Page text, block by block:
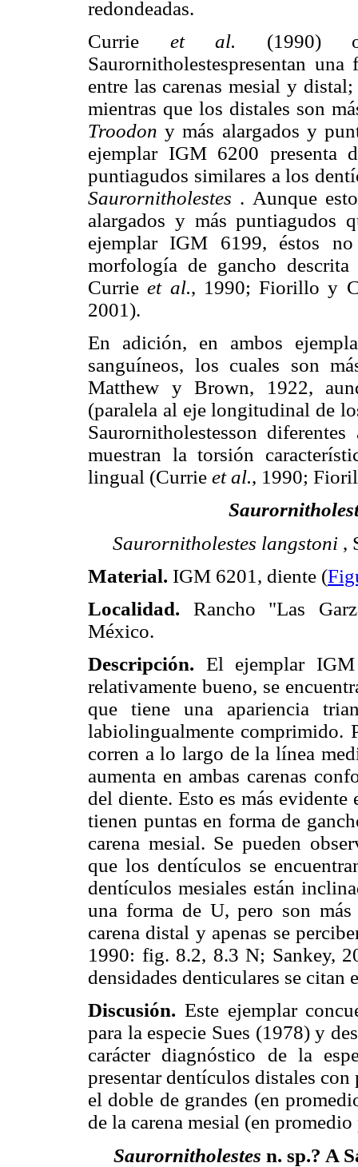
redondeadas.
Currie et al. (1990)
Saurornitholestespresentan
entre las carenas mesial y
mientras que los distales son
Troodon y más alargados y
ejemplar IGM 6200 presenta
puntiagudos similares a los
Saurornitholestes . Aunque
alargados y más puntiagudos
ejemplar IGM 6199, éstos
morfología de gancho
Currieet al., 1990; Fiorillo y
2001).
En adición, en ambos
sanguíneos, los cuales son
Matthew y Brown, 1922,
(paralela al eje longitudinal de
Saurornitholestesson
muestran la torsión
lingual (Currie et al., 1990;
Saurornitholestes langstoni,
Material. IGM 6201, diente (
Localidad. Rancho "Las
México.
Descripción. El ejemplar
relativamente bueno, se
que tiene una apariencia
labiolingualmente comprimido.
corren a lo largo de la línea
aumenta en ambas carenas
del diente. Esto es más
tienen puntas en forma de
carena mesial. Se pueden
que los dentículos se
dentículos mesiales están
una forma de U, pero son
carena distal y apenas se
1990: fig. 8.2, 8.3 N; Sankey,
densidades denticulares se citan
Discusión. Este ejemplar
para la especie Sues (1978) y
carácter diagnóstico de la
presentar dentículos distales
el doble de grandes (en
de la carena mesial (en
Saurornitholestes n. sp.? A